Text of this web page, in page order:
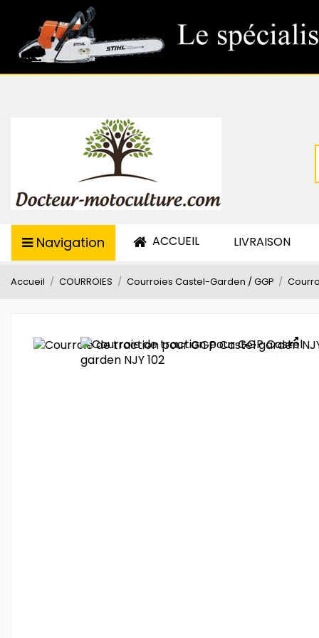
Navigation ACCUEIL LIVRAISON
Accueil COURROIES Courroies Castel-Garden / GGP